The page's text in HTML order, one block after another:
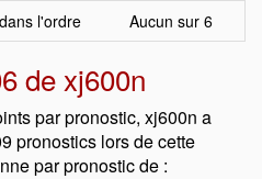
l'ordre Aucun sur 6
de xj600n
par pronostic, xj600n a
pronostics lors de cette
par pronostic de :